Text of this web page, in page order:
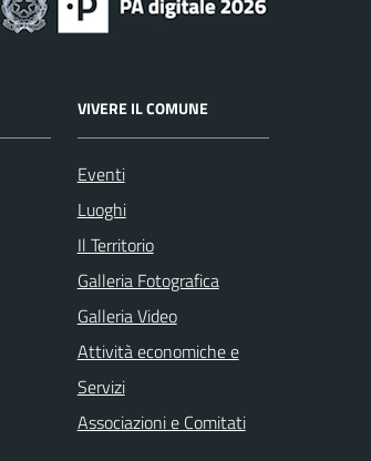
VIVERE IL COMUNE
Eventi
Luoghi
Il Territorio
Galleria Fotografica
Galleria Video
Attività economiche e
Servizi
Associazioni e Comitati